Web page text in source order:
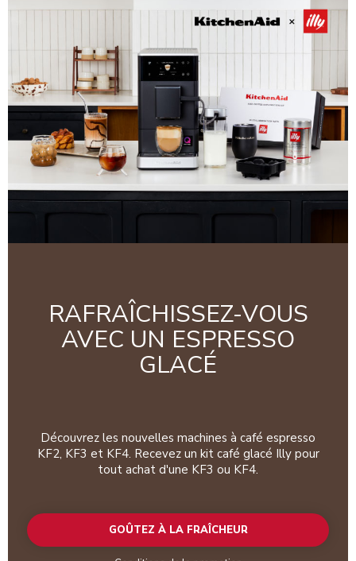
RAFRAÎCHISSEZ-VOUS
AVEC UN ESPRESSO
GLACÉ
Découvrez les nouvelles machines à café espresso
KF2, KF3 et KF4. Recevez un kit café glacé Illy pour
tout achat d'une KF3 ou KF4.
GOÛTEZ À LA FRAÎCHEUR